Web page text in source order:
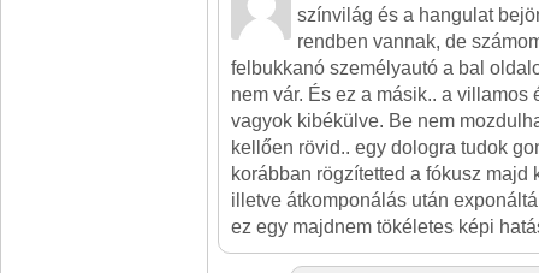
színvilág és a hangulat
rendben vannak, de
felbukkanó személyautó a bal
nem vár. És ez a másik.. a villamos
vagyok kibékülve. Be nem
kellően rövid.. egy dologra tudok
korábban rögzítetted a fókusz majd
illetve átkomponálás után
ez egy majdnem tökéletes képi